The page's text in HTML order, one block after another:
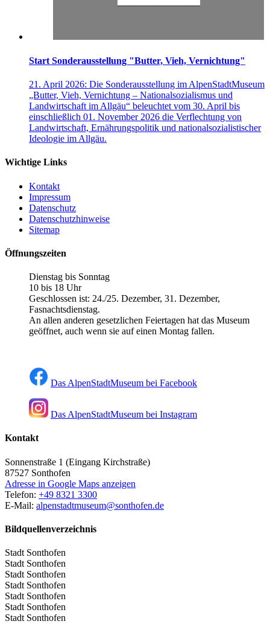
Start Sonderausstellung "Butter, Vieh, Vernichtung"
21. April 2026: Die Sonderausstellung im AlpenStadtMuseum
„Butter, Vieh, Vernichtung – Nationalsozialismus und
Landwirtschaft im Allgäu“ beleuchtet vom 30. April bis
einschließlich 01. November 2026 die Verflechtung von
Landwirtschaft, Ernährungspolitik und nationalsozialistischer
Ideologie im Allgäu.
Wichtige Links
Kontakt
Impressum
Datenschutz
Datenschutzhinweise
Sitemap
Öffnungszeiten
Dienstag bis Sonntag
10 bis 18 Uhr
Geschlossen ist: 24./25. Dezember, 31. Dezember,
Fasnachtsdienstag.
An allen anderen gesetzlichen Feiertagen hat das Museum
geöffnet, auch wenn sie auf einen Montag fallen.
Das AlpenStadtMuseum bei Facebook
Das AlpenStadtMuseum bei Instagram
Kontakt
Sonnenstraße 1 (Eingang Kirchstraße)
87527 Sonthofen
Adresse in Google Maps anzeigen
Telefon: +49 8321 3300
E-Mail: alpenstadtmuseum@sonthofen.de
Bildquellenverzeichnis
Stadt Sonthofen
Stadt Sonthofen
Stadt Sonthofen
Stadt Sonthofen
Stadt Sonthofen
Stadt Sonthofen
Stadt Sonthofen